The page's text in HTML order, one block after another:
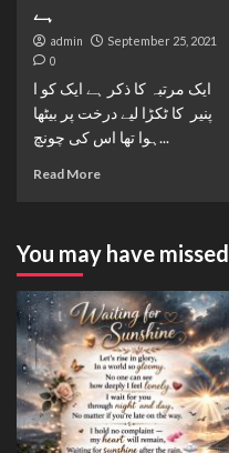
ہے
admin September 25, 2021
0
ایک مرتبہ کا ذکر ہے ایک کو ا
پنیر کا ٹکڑا لیے درخت پر بیٹھا
ہوا تھا اس کی چونچ...
Read More
You may have missed